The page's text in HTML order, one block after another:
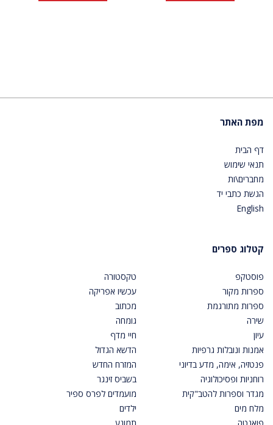
מפת האתר
דף הבית
תנאי שימוש
מחברים\ות
הגשת כתבי יד
English
קטלוג ספרים
פוסטקפ
ספרות מקור
ספרות מתורגמת
שירה
עיון
אמנות ונובלות גרפיות
פנטזיה, אימה, מדע בדיוני
רוחניות ופסיכולוגיה
מגדר וספרות להטב"קית
מלח מים
טקסטורה
עכשיו אפריקה
מכתוב
גומחה
חיי מדף
הדשא הגדול
המזרח החדש
בשביס זינגר
מועמדים לפרס ספיר
ילדים